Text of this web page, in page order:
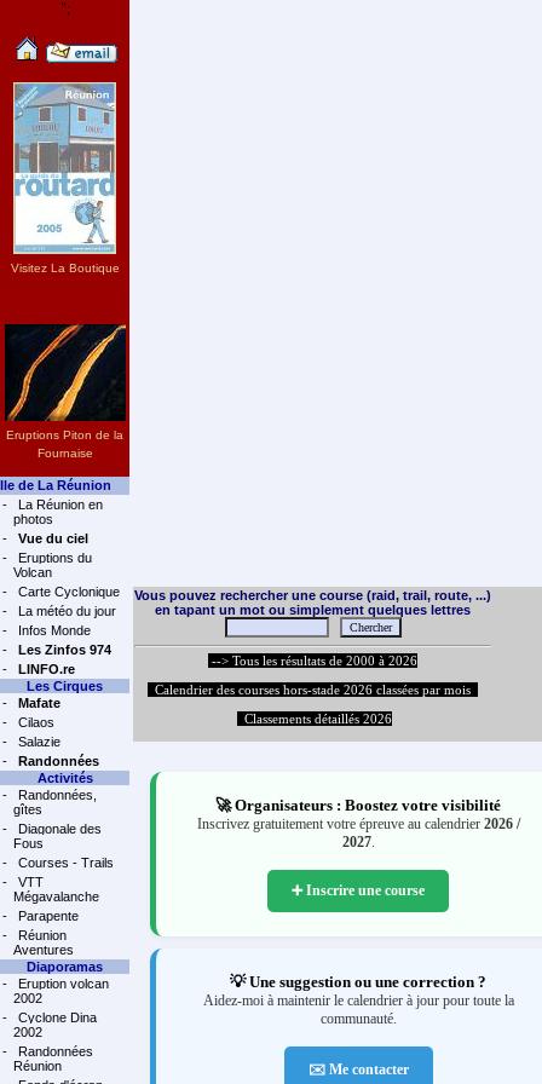
";
Visitez La Boutique
Eruptions Piton de la
Fournaise
Ile de La Réunion
-
La Réunion en
photos
-
Vue du ciel
-
Eruptions du
Volcan
-
Carte Cyclonique
-
La météo du jour
-
Infos Monde
-
Les Zinfos 974
-
LINFO.re
Les Cirques
-
Mafate
-
Cilaos
-
Salazie
-
Randonnées
Activités
-
Randonnées,
gîtes
-
Diagonale des
Fous
-
Courses - Trails
-
VTT
Mégavalanche
-
Parapente
-
Réunion
Aventures
Diaporamas
-
Eruption volcan
2002
-
Cyclone Dina
2002
-
Randonnées
Réunion
Vous pouvez rechercher une course (raid, trail, route, ...)
en tapant un mot ou simplement quelques lettres
--> Tous les résultats de 2000 à 2026
Calendrier des courses hors-stade 2026 classées par mois
Classements détaillés 2026
🚀 Organisateurs : Boostez votre visibilité
Inscrivez gratuitement votre épreuve au calendrier 2026 /
2027.
➕ Inscrire une course
💡 Une suggestion ou une correction ?
Aidez-moi à maintenir le calendrier à jour pour toute la
communauté.
✉️ Me contacter